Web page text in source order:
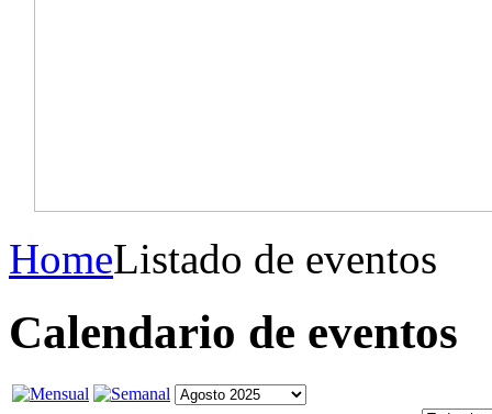
HomeListado de eventos
Calendario de eventos